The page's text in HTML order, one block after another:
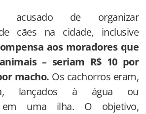
acusado de organizar
cães na cidade, inclusive
aos moradores que
– seriam R$ 10 por
macho. Os cachorros eram,
lançados à água ou
em uma ilha. O objetivo,